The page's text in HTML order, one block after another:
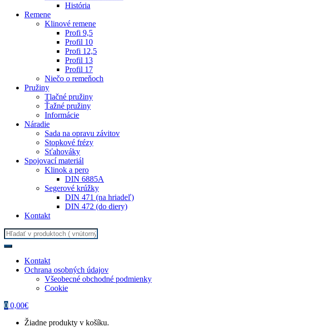
História
Remene
Klinové remene
Profi 9,5
Profil 10
Profi 12,5
Profil 13
Profil 17
Niečo o remeňoch
Pružiny
Tlačné pružiny
Ťažné pružiny
Informácie
Náradie
Sada na opravu závitov
Stopkové frézy
Sťahováky
Spojovací materiál
Klinok a pero
DIN 6885A
Segerové krúžky
DIN 471 (na hriadeľ)
DIN 472 (do diery)
Kontakt
Search
for:
Kontakt
Ochrana osobných údajov
Všeobecné obchodné podmienky
Cookie
0 0,00€
Žiadne produkty v košíku.